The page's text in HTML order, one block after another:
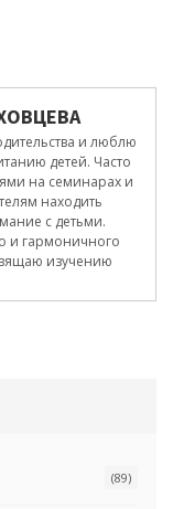
и люблю
детей. Часто
на семинарах и
находить
с детьми.
и гармоничного
изучению
(89)